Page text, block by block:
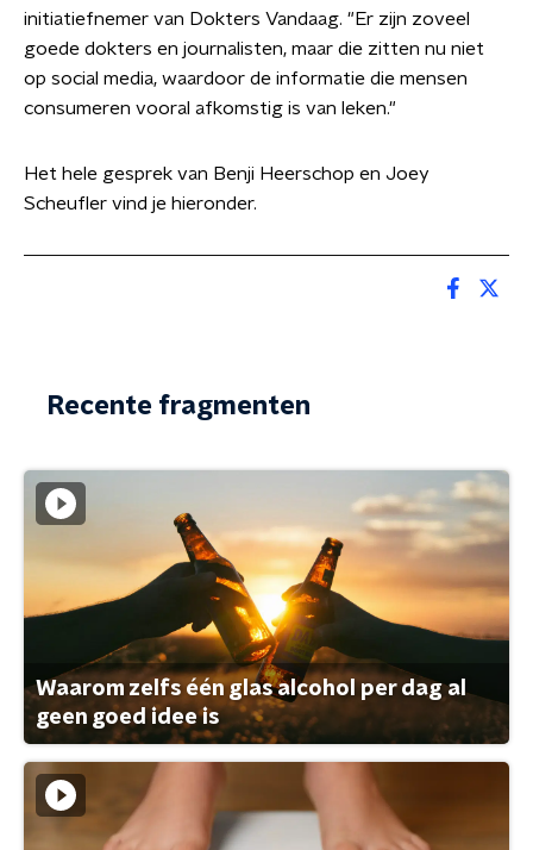
initiatiefnemer van Dokters Vandaag. "Er zijn zoveel
goede dokters en journalisten, maar die zitten nu niet
op social media, waardoor de informatie die mensen
consumeren vooral afkomstig is van leken."
Het hele gesprek van Benji Heerschop en Joey
Scheufler vind je hieronder.
Recente fragmenten
Waarom zelfs één glas alcohol per dag al
geen goed idee is